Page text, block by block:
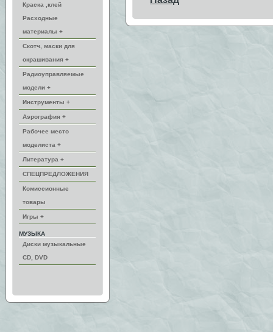
Краска ,клей
Расходные
материалы +
Скотч, маски для
окрашивания +
Радиоуправляемые
модели +
Инструменты +
Аэрография +
Рабочее место
моделиста +
Литература +
СПЕЦПРЕДЛОЖЕНИЯ
Комиссионные
товары
Игры +
МУЗЫКА
Диски музыкальные
CD, DVD